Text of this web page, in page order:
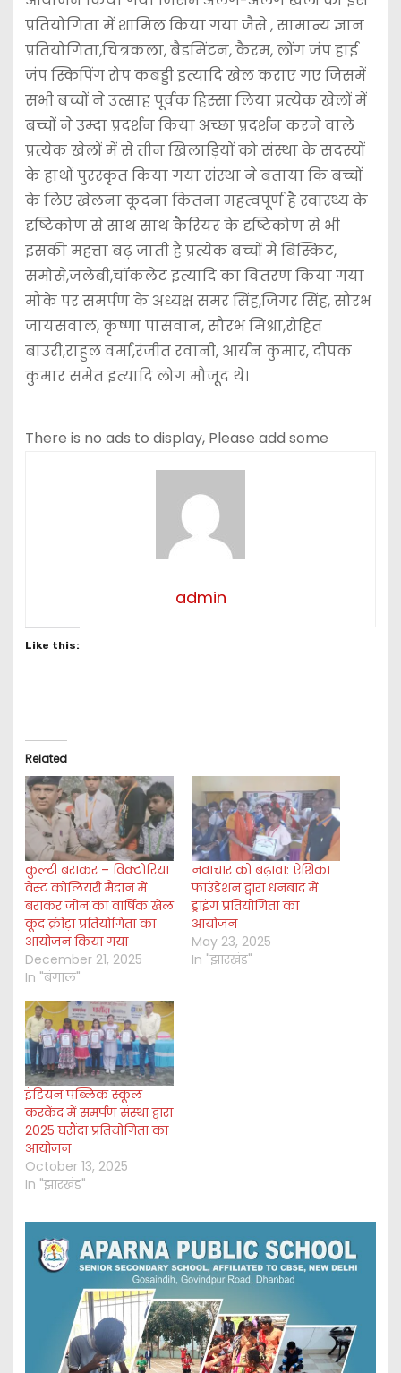
प्रतियोगिता में शामिल किया गया जैसे , सामान्य ज्ञान
प्रतियोगिता,चित्रकला, बैडमिंटन, कैरम, लोंग जंप हाई
जंप स्किपिंग रोप कबड्डी इत्यादि खेल कराए गए जिसमें
सभी बच्चों ने उत्साह पूर्वक हिस्सा लिया प्रत्येक खेलों में
बच्चों ने उम्दा प्रदर्शन किया अच्छा प्रदर्शन करने वाले
प्रत्येक खेलों में से तीन खिलाड़ियों को संस्था के सदस्यों
के हाथों पुरस्कृत किया गया संस्था ने बताया कि बच्चों
के लिए खेलना कूदना कितना महत्वपूर्ण है स्वास्थ्य के
दृष्टिकोण से साथ साथ कैरियर के दृष्टिकोण से भी
इसकी महत्ता बढ़ जाती है प्रत्येक बच्चों मैं बिस्किट,
समोसे,जलेबी,चॉकलेट इत्यादि का वितरण किया गया
मौके पर समर्पण के अध्यक्ष समर सिंह,जिगर सिंह, सौरभ
जायसवाल, कृष्णा पासवान, सौरभ मिश्रा,रोहित
बाउरी,राहुल वर्मा,रंजीत रवानी, आर्यन कुमार, दीपक
कुमार समेत इत्यादि लोग मौजूद थे।
There is no ads to display, Please add some
admin
Like this:
Related
कुल्टी बराकर – विक्टोरिया
वेस्ट कोलियरी मैदान में
बराकर जोन का वार्षिक खेल
कूद क्रीड़ा प्रतियोगिता का
आयोजन किया गया
December 21, 2025
In "बंगाल"
नवाचार को बढ़ावा: ऐशिका
फाउंडेशन द्वारा धनबाद में
ड्राइंग प्रतियोगिता का
आयोजन
May 23, 2025
In "झारखंड"
इंडियन पब्लिक स्कूल
करकेंद में समर्पण संस्था द्वारा
2025 घरौंदा प्रतियोगिता का
आयोजन
October 13, 2025
In "झारखंड"